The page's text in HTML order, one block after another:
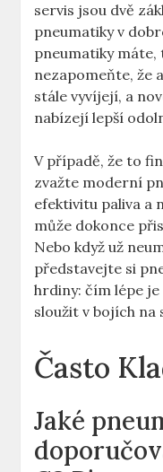
servis jsou dvě
pneumatiky v
pneumatiky máte,
nezapomeňte, že
stále vyvíjejí, a
nabízejí lepší
V případě, že to
zvažte moderní
efektivitu paliva a
může dokonce
Nebo když už
představejte si
hrdiny: čím lépe
sloužit v bojích na
Často
Jaké